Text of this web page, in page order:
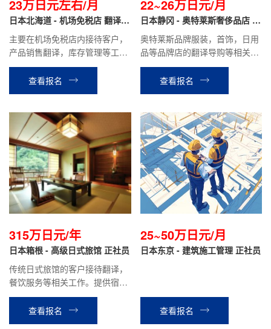
23万日元左右/月
日本北海道 - 机场免税店 翻译导
购
主要在机场免税店内接待客户，
产品销售翻译，库存管理等工
作。
查看报名
22~26万日元/月
日本静冈 - 奥特莱斯奢侈品店 翻
译导购
奥特莱斯品牌服装，首饰，日用
品等品牌店的翻译导购等相关工
作。
查看报名
315万日元/年
日本箱根 - 高级日式旅馆 正社员
传统日式旅馆的客户接待翻译，
餐饮服务等相关工作。提供宿
舍，单人间|生活成本低，0压
力！正社员，績工作有保障|有带
薪体假，员工旅行，福利拉满！
查看报名
25~50万日元/月
日本东京 - 建筑施工管理 正社员
查看报名